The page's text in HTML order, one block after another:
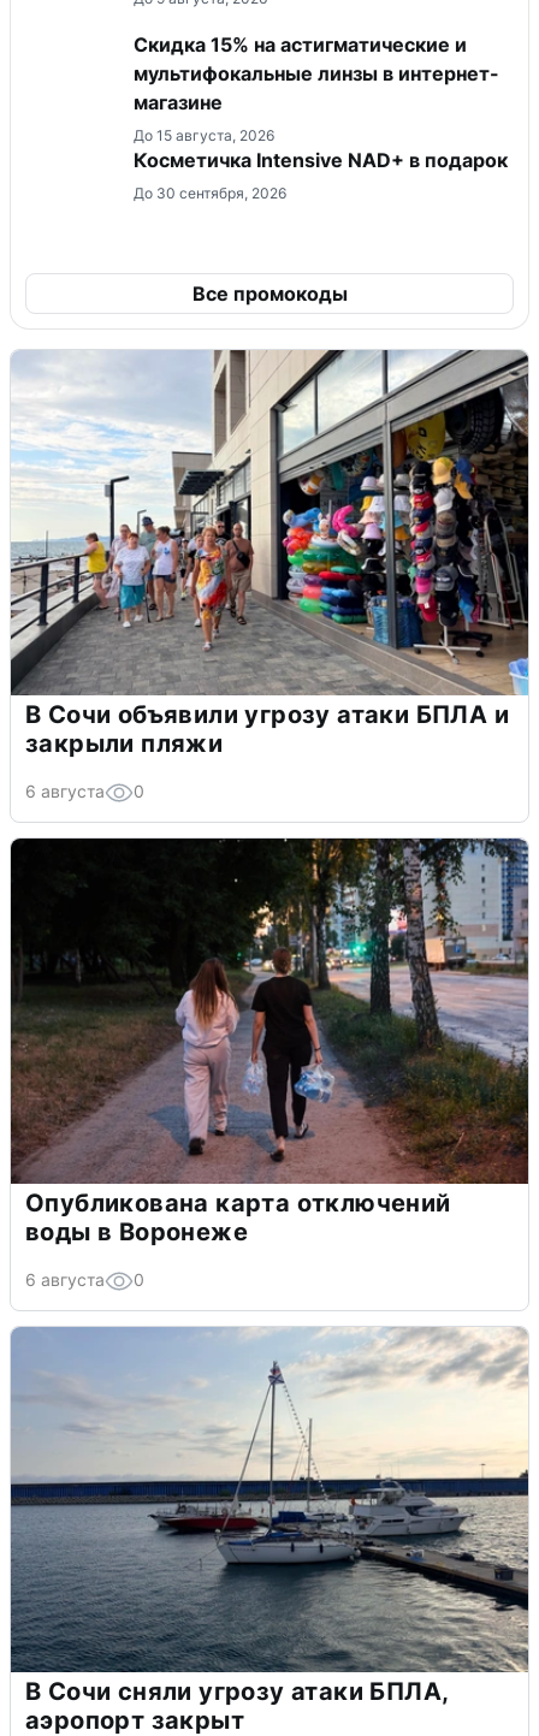
Скидка 15% на астигматические и
мультифокальные линзы в интернет-
магазине
До 15 августа, 2026
Косметичка Intensive NAD+ в подарок
До 30 сентября, 2026
Все промокоды
В Сочи объявили угрозу атаки БПЛА и
закрыли пляжи
6 августа 0
Опубликована карта отключений
воды в Воронеже
6 августа 0
В Сочи сняли угрозу атаки БПЛА,
аэропорт закрыт